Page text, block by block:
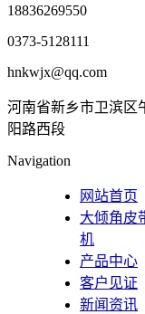
18836269550
0373-5128111
hnkwjx@qq.com
河南省新乡市卫滨区
阳路西段
Navigation
网站首页
大倾角皮
机
产品中心
客户见证
新闻资讯